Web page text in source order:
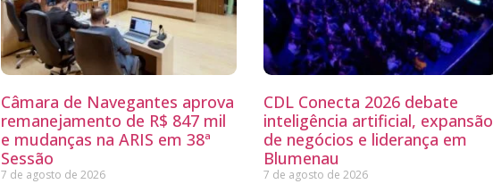
Câmara de Navegantes aprova
remanejamento de R$ 847 mil
e mudanças na ARIS em 38ª
Sessão
7 de agosto de 2026
CDL Conecta 2026 debate
inteligência artificial, expansão
de negócios e liderança em
Blumenau
7 de agosto de 2026